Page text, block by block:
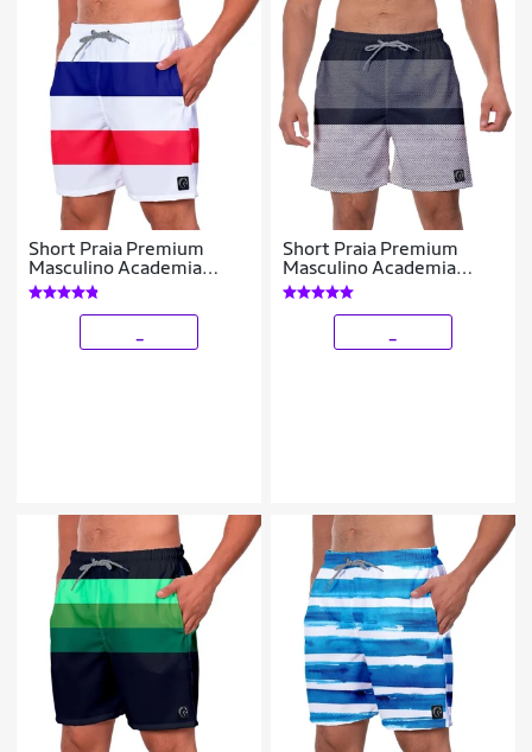
Short Praia Premium
Masculino Academia
Fitness Caminhada
Listrado Azul Vermelho
Short Praia Premium
Masculino Academia
Fitness Caminhada Listras